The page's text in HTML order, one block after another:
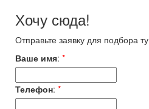
Хочу сюда!
Отправьте заявку для подбора
Ваше имя: *
Телефон: *